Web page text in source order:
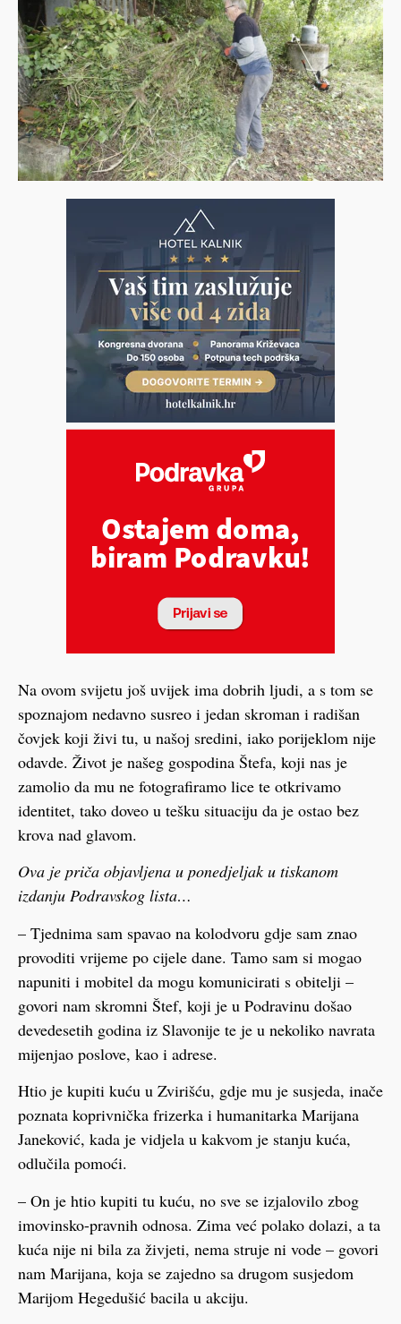
Na ovom svijetu još uvijek ima dobrih ljudi, a s tom se
spoznajom nedavno susreo i jedan skroman i radišan
čovjek koji živi tu, u našoj sredini, iako porijeklom nije
odavde. Život je našeg gospodina Štefa, koji nas je
zamolio da mu ne fotografiramo lice te otkrivamo
identitet, tako doveo u tešku situaciju da je ostao bez
krova nad glavom.
Ova je priča objavljena u ponedjeljak u tiskanom
izdanju Podravskog lista…
– Tjednima sam spavao na kolodvoru gdje sam znao
provoditi vrijeme po cijele dane. Tamo sam si mogao
napuniti i mobitel da mogu komunicirati s obitelji –
govori nam skromni Štef, koji je u Podravinu došao
devedesetih godina iz Slavonije te je u nekoliko navrata
mijenjao poslove, kao i adrese.
Htio je kupiti kuću u Zvirišću, gdje mu je susjeda, inače
poznata koprivnička frizerka i humanitarka Marijana
Janeković, kada je vidjela u kakvom je stanju kuća,
odlučila pomoći.
– On je htio kupiti tu kuću, no sve se izjalovilo zbog
imovinsko-pravnih odnosa. Zima već polako dolazi, a ta
kuća nije ni bila za živjeti, nema struje ni vode – govori
nam Marijana, koja se zajedno sa drugom susjedom
Marijom Hegedušić bacila u akciju.